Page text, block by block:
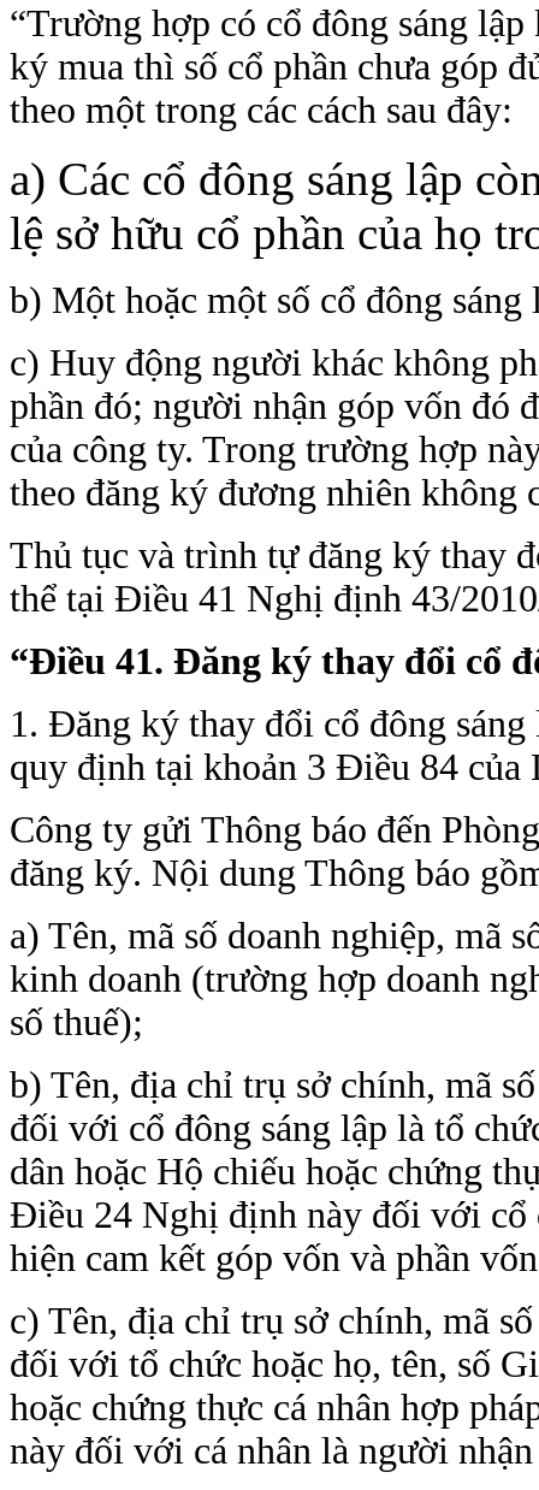
“Trường hợp có cổ đông sáng
ký mua thì số cổ phần chưa góp
theo một trong các cách sau đây:
a) Các cổ đông sáng lập
lệ sở hữu cổ phần của họ
b) Một hoặc một số cổ đông
c) Huy động người khác không
phần đó; người nhận góp vốn đó
của công ty. Trong trường hợp
theo đăng ký đương nhiên không
Thủ tục và trình tự đăng ký thay
thể tại Điều 41 Nghị định 43/
“Điều 41. Đăng ký thay đổi cổ
1. Đăng ký thay đổi cổ đông
quy định tại khoản 3 Điều 84 của
Công ty gửi Thông báo đến
đăng ký. Nội dung Thông báo
a) Tên, mã số doanh nghiệp, mã
kinh doanh (trường hợp doanh
số thuế);
b) Tên, địa chỉ trụ sở chính, mã
đối với cổ đông sáng lập là tổ
dân hoặc Hộ chiếu hoặc chứng
Điều 24 Nghị định này đối với cổ
hiện cam kết góp vốn và phần
c) Tên, địa chỉ trụ sở chính, mã
đối với tổ chức hoặc họ, tên, số
hoặc chứng thực cá nhân hợp
này đối với cá nhân là người